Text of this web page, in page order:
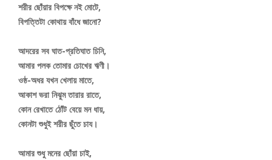
শরীর ছোঁয়ার বিপক্ষে নই মোটে,
বিপত্তিটা কোথায় বাঁধে জানো?
আদরের সব ঘাত-প্রতিঘাত চিনি,
আমার পলক তোমার চোখের ঋণী।
ওষ্ঠ-অধর যখন খেলায় মাতে,
আকাশ ভরা নিঝুম তারার রাতে,
কোন রেখাতে ঠোঁট বেয়ে মন ধায়,
কোনটা শুধুই শরীর ছুঁতে চায।
আমার শুধু মনের ছোঁয়া চাই,